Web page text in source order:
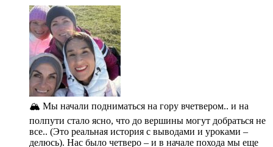
🏔️ Мы начали подниматься на гору вчетвером.. и на
полпути стало ясно, что до вершины могут добраться не
все.. (Это реальная история с выводами и уроками –
делюсь). Нас было четверо – и в начале похода мы еще